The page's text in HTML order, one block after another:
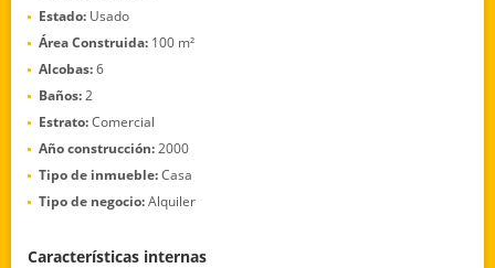
Estado: Usado
Área Construida: 100 m²
Alcobas:6
Baños:2
Estrato:Comercial
Año construcción:2000
Tipo de inmueble:Casa
Tipo de negocio:Alquiler
Características internas